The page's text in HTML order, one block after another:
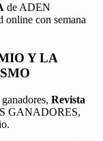
de ADEN
online con semana
Y LA
Revista
GANADORES,